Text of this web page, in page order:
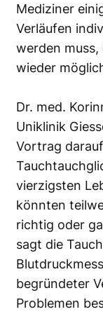
Mediziner
Verläufen
werden
wieder
Dr. med.
Uniklinik
Vortrag
vierzigsten
könnten
richtig oder
sagt die
begründeter
Problemen